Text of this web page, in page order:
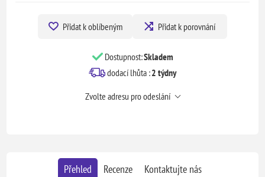
Přidat k oblíbeným Přidat k porovnání
Dostupnost:Skladem
dodací lhůta :2 týdny
Zvolte adresu pro odeslání
Přehled Recenze Kontaktujte nás